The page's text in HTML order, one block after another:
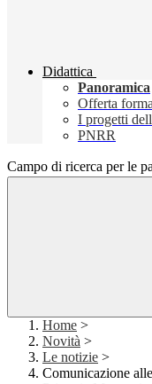
Didattica
Panoramica
Offerta
I progetti
PNRR
Campo di ricerca per le
Home >
Novità >
Le notizie >
Comunicazione